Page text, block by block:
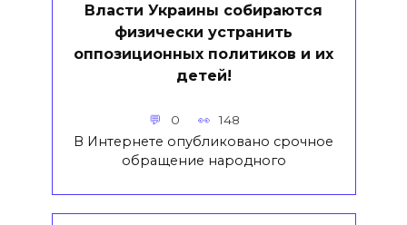
Власти Украины собираются
физически устранить
оппозиционных политиков и их
детей!
0 148
В Интернете опубликовано срочное
обращение народного